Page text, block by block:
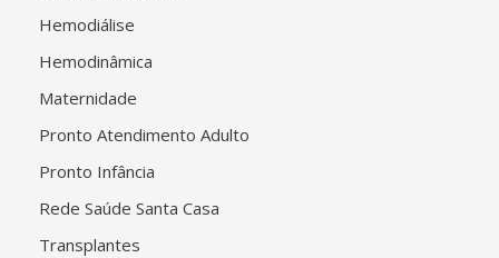
Hemodiálise
Hemodinâmica
Maternidade
Pronto Atendimento Adulto
Pronto Infância
Rede Saúde Santa Casa
Transplantes